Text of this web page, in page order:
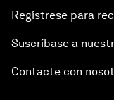
Regístrese para
Suscríbase a
Contacte con